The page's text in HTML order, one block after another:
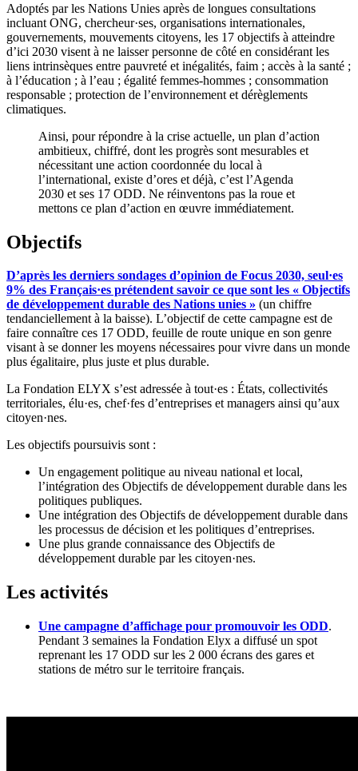
Adoptés par les Nations Unies après de longues consultations
incluant ONG, chercheur·ses, organisations internationales,
gouvernements, mouvements citoyens, les 17 objectifs à atteindre
d’ici 2030 visent à ne laisser personne de côté en considérant les
liens intrinsèques entre pauvreté et inégalités, faim ; accès à la santé ;
à l’éducation ; à l’eau ; égalité femmes-hommes ; consommation
responsable ; protection de l’environnement et dérèglements
climatiques.
Ainsi, pour répondre à la crise actuelle, un plan d’action
ambitieux, chiffré, dont les progrès sont mesurables et
nécessitant une action coordonnée du local à
l’international, existe d’ores et déjà, c’est l’Agenda
2030 et ses 17 ODD. Ne réinventons pas la roue et
mettons ce plan d’action en œuvre immédiatement.
Objectifs
D’après les derniers sondages d’opinion de Focus 2030, seul·es
9% des Français·es prétendent savoir ce que sont les « Objectifs
de développement durable des Nations unies » (un chiffre
tendanciellement à la baisse). L’objectif de cette campagne est de
faire connaître ces 17 ODD, feuille de route unique en son genre
visant à se donner les moyens nécessaires pour vivre dans un monde
plus égalitaire, plus juste et plus durable.
La Fondation ELYX s’est adressée à tout·es : États, collectivités
territoriales, élu·es, chef·fes d’entreprises et managers ainsi qu’aux
citoyen·nes.
Les objectifs poursuivis sont :
Un engagement politique au niveau national et local,
l’intégration des Objectifs de développement durable dans les
politiques publiques.
Une intégration des Objectifs de développement durable dans
les processus de décision et les politiques d’entreprises.
Une plus grande connaissance des Objectifs de
développement durable par les citoyen·nes.
Les activités
Une campagne d’affichage pour promouvoir les ODD.
Pendant 3 semaines la Fondation Elyx a diffusé un spot
reprenant les 17 ODD sur les 2 000 écrans des gares et
stations de métro sur le territoire français.